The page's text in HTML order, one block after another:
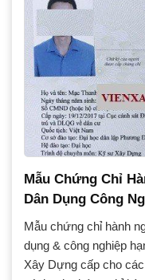
Mẫu Chứng Chỉ
Dân Dụng Công
Mẫu chứng chỉ hành
dụng & công nghiệp
Xây Dựng cấp cho